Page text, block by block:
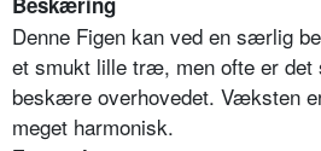
Denne Figen kan ved en særlig
et smukt lille træ, men ofte er det
beskære overhovedet. Væksten
meget harmonisk.